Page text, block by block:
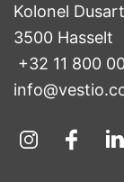
Kolonel
3500 Hasselt
+32 11 800